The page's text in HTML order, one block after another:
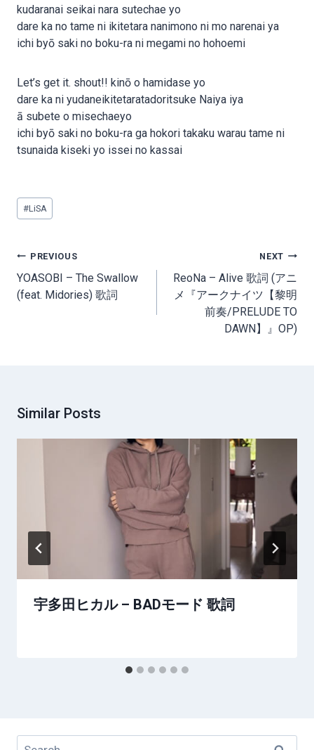
kudaranai seikai nara sutechae yo
dare ka no tame ni ikitetara nanimono ni mo narenai ya
ichi byō saki no boku-ra ni megami no hohoemi
Let’s get it. shout!! kinō o hamidase yo
dare ka ni yudaneikitetaratadoritsuke Naiya iya
ā subete o misechaeyo
ichi byō saki no boku-ra ga hokori takaku warau tame ni
tsunaida kiseki yo issei no kassai
Post
Tags:
#LiSA
Post
navigation
PREVIOUS
YOASOBI – The Swallow
(feat. Midories) 歌詞
NEXT
ReoNa – Alive 歌詞 (アニ
メ『アークナイツ【黎明
前奏/PRELUDE TO
DAWN】』OP)
Similar Posts
宇多田ヒカル – BADモード 歌詞
Search